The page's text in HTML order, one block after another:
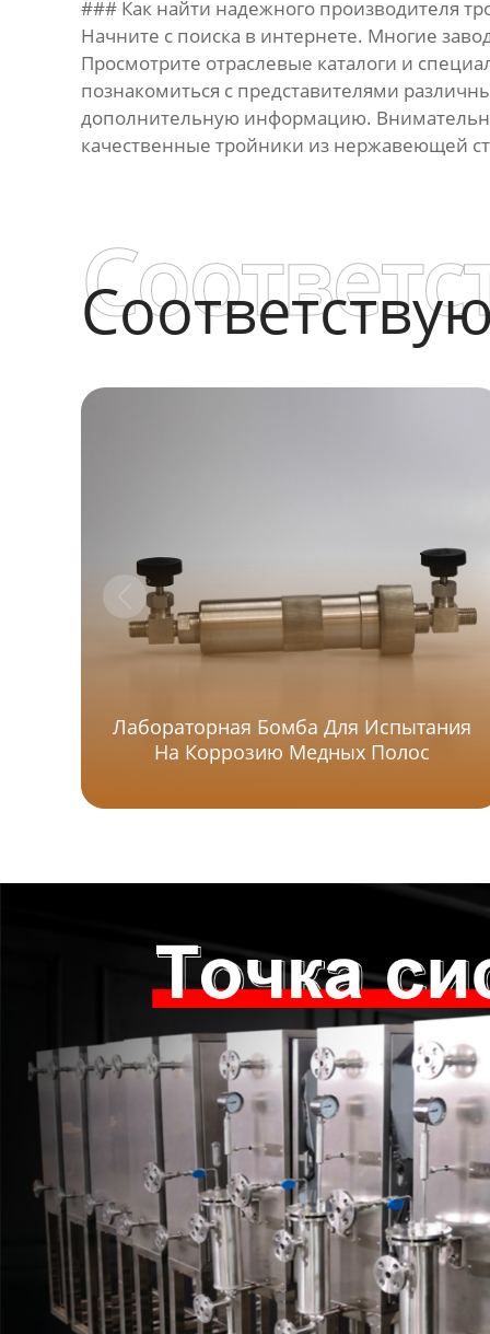
### Как найти надежного производителя
Начните с поиска в интернете. Многие
Просмотрите отраслевые каталоги и
познакомиться с представителями
дополнительную информацию.
качественные тройники из нержавеющей
Лабораторная Бомба Для Испытания
На Коррозию Медных Полос